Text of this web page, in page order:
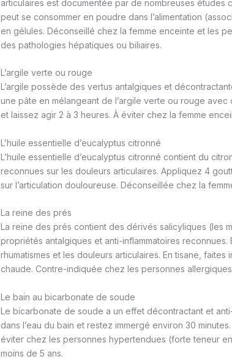
articulaires est documentée par de nombreuses études
peut se consommer en poudre dans l’alimentation
en gélules. Déconseillé chez la femme enceinte et les
des pathologies hépatiques ou biliaires.
L’argile verte ou rouge
L’argile possède des vertus antalgiques et
une pâte en mélangeant de l’argile verte ou rouge
et laissez agir 2 à 3 heures. À éviter chez la femme
L’huile essentielle d’eucalyptus citronné
L’huile essentielle d’eucalyptus citronné contient du
reconnues sur les douleurs articulaires. Appliquez 4
sur l’articulation douloureuse. Déconseillée chez la
La reine des prés
La reine des prés contient des dérivés salicyliques (les
propriétés antalgiques et anti-inflammatoires
rhumatismes et les douleurs articulaires. En tisane,
chaude. Contre-indiquée chez les personnes
Le bain au bicarbonate de soude
Le bicarbonate de soude a un effet décontractant et
dans l’eau du bain et restez immergé environ 30
éviter chez les personnes hypertendues (forte teneur
moins de 5 ans.